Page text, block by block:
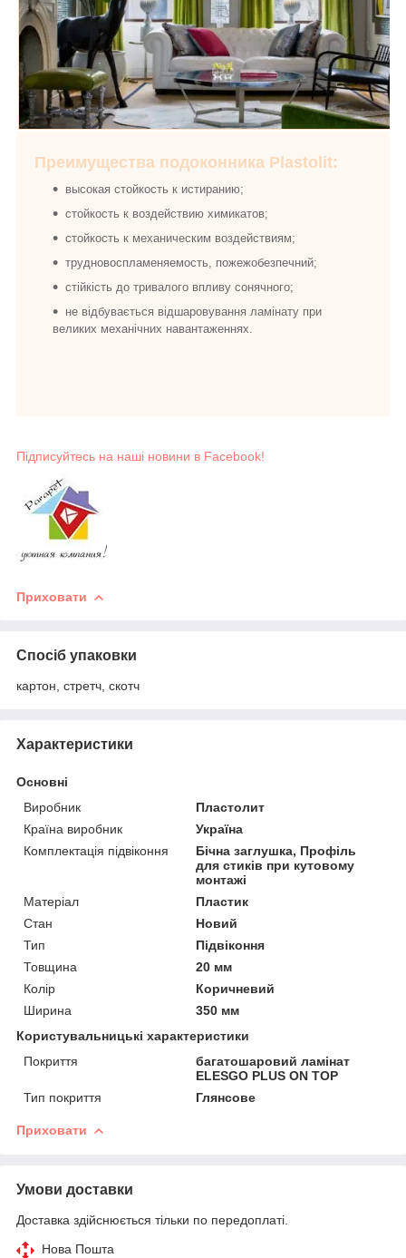
Преимущества подоконника Plastolit:
высокая стойкость к истиранию;
стойкость к воздействию химикатов;
стойкость к механическим воздействиям;
трудновоспламеняемость, пожежобезпечний;
стійкість до тривалого впливу сонячного;
не відбувається відшаровування ламінату при
великих механічних навантаженнях.
Підписуйтесь на наші новини в Facebook!
Приховати
Спосіб упаковки
картон, стретч, скотч
Характеристики
Основні
Виробник
Пластолит
Країна виробник
Україна
Комплектація підвіконня
Бічна заглушка, Профіль
для стиків при кутовому
монтажі
Матеріал
Пластик
Стан
Новий
Тип
Підвіконня
Товщина
20 мм
Колір
Коричневий
Ширина
350 мм
Користувальницькі характеристики
Покриття
багатошаровий ламінат
ELESGO PLUS ON TOP
Тип покриття
Глянсове
Приховати
Умови доставки
Доставка здійснюється тільки по передоплаті.
Нова Пошта